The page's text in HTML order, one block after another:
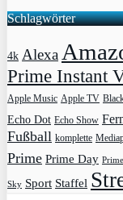
Schlagwörter
4k Alexa
Prime Instant
Apple Music Apple TV
Echo Dot Echo Show
Fußball komplette
Prime Prime Day
Sky Sport Staffel